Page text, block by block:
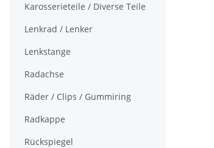
Karosserieteile / Diverse Teile
Lenkrad / Lenker
Lenkstange
Radachse
Räder / Clips / Gummiring
Radkappe
Rückspiegel